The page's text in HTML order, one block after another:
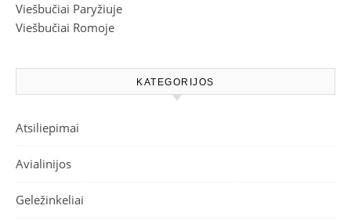
Viešbučiai Paryžiuje
Viešbučiai Romoje
KATEGORIJOS
Atsiliepimai
Avialinijos
Geležinkeliai